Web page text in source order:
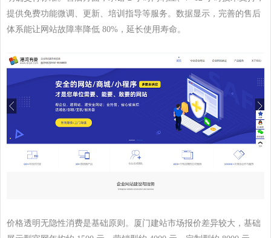
提供免费功能微调、更新、培训指导等服务。数据显示，完善的售后
体系能让网站故障率降低 80% ，延长使用寿命。
价格透明无隐性消费是基础原则。厦门建站市场报价差异较大，基础